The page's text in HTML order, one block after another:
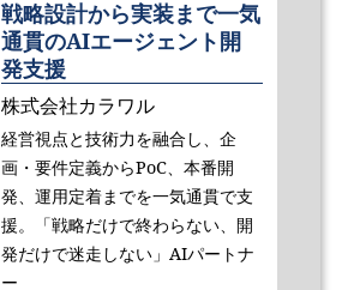
戦略設計から実装まで一気
通貫のAIエージェント開
発支援
株式会社カラワル
経営視点と技術力を融合し、企
画・要件定義からPoC、本番開
発、運用定着までを一気通貫で支
援。「戦略だけで終わらない、開
発だけで迷走しない」AIパートナ
ー